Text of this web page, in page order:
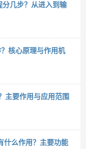
分几步？从进入到输
核心原理与作用机
主要作用与应用范围
么作用？主要功能